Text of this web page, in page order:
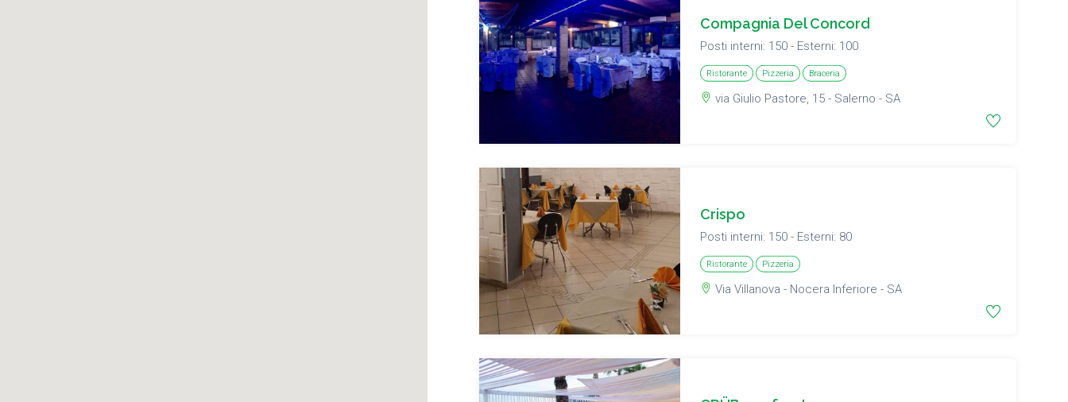
Compagnia Del Concord
Posti interni: 150 - Esterni: 100
Ristorante Pizzeria Braceria
via Giulio Pastore, 15 - Salerno - SA
Crispo
Posti interni: 150 - Esterni: 80
Ristorante Pizzeria
Via Villanova - Nocera Inferiore - SA